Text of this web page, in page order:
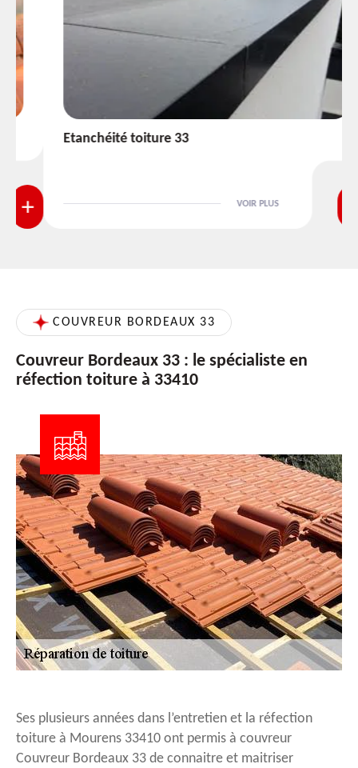
Etanchéité toiture 33
VOIR PLUS
COUVREUR BORDEAUX 33
Couvreur Bordeaux 33 : le spécialiste en
réfection toiture à 33410
Ses plusieurs années dans l’entretien et la réfection
toiture à Mourens 33410 ont permis à couvreur
Couvreur Bordeaux 33 de connaitre et maitriser